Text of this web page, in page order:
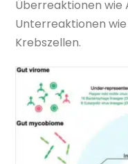
Überreaktionen wie
Unterreaktionen
Krebszellen.